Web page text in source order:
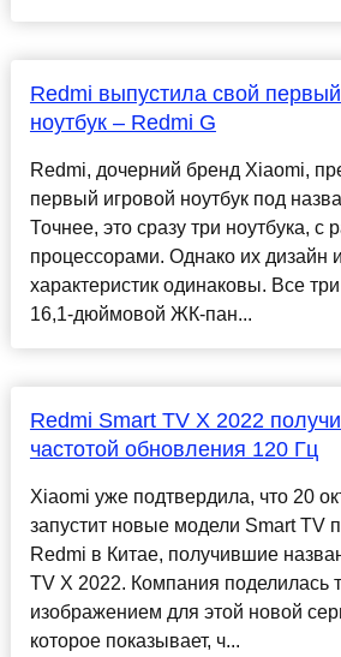
Redmi выпустила свой
ноутбук – Redmi G
Redmi, дочерний бренд Xiaomi,
первый игровой ноутбук под
Точнее, это сразу три ноутбука, с
процессорами. Однако их дизайн
характеристик одинаковы. Все
16,1-дюймовой ЖК-пан...
Redmi Smart TV X 2022
частотой обновления 120 Гц
Xiaomi уже подтвердила, что 20
запустит новые модели Smart TV
Redmi в Китае, получившие
TV X 2022. Компания поделилась
изображением для этой новой
которое показывает, ч...